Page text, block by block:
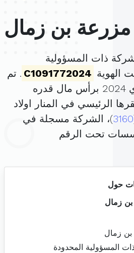
مزرعة بن زمال
ذات المسؤولية
الهوية C1091772024 . تم
الرئيسي في المنار اولاد
3160)، الشركة مسجلة في
تحت الرقم
حول
زمال
زمال
المسؤولية المحدودة